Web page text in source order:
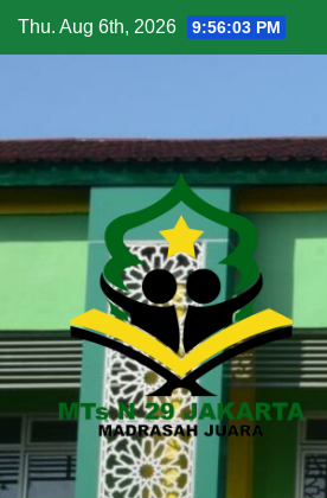
Thu. Aug 6th, 2026 9:56:04 PM